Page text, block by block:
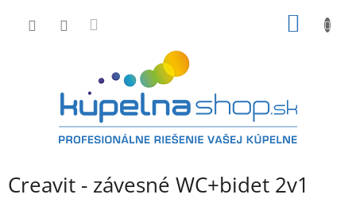
Creavit - závesné WC+bidet 2v1